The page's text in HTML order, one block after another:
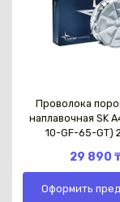
Проволока
наплавочная SK
10-GF-65-GT)
29 890
Оформить